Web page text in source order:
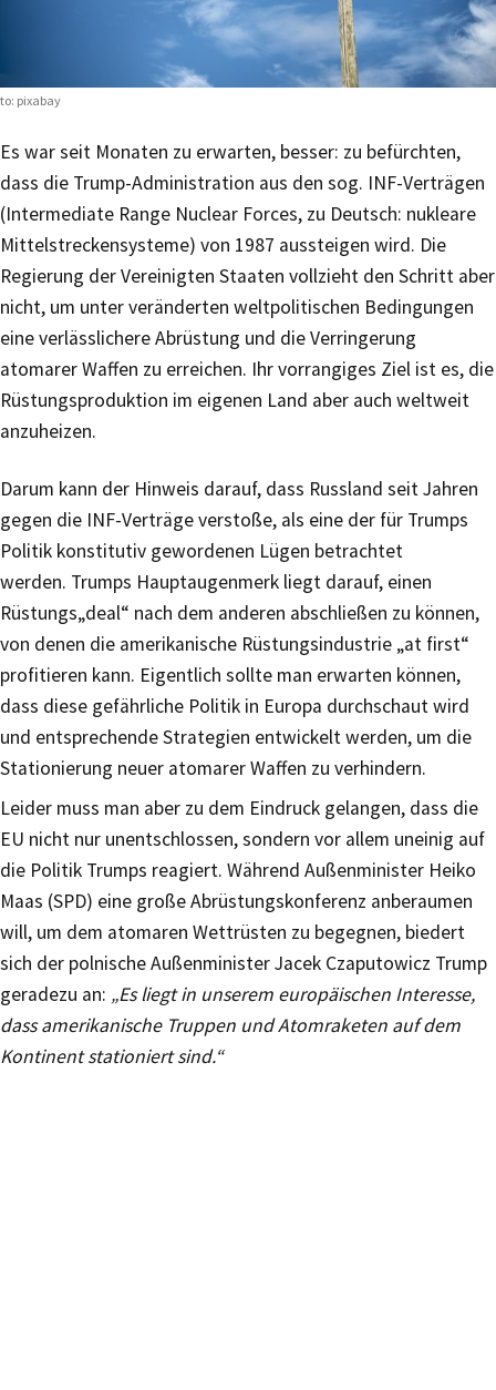
pixabay
Es war seit Monaten zu erwarten, besser: zu befürchten,
dass die Trump-Administration aus den sog. INF-Verträgen
(Intermediate Range Nuclear Forces, zu Deutsch: nukleare
Mittelstreckensysteme) von 1987 aussteigen wird. Die
Regierung der Vereinigten Staaten vollzieht den Schritt aber
nicht, um unter veränderten weltpolitischen Bedingungen
eine verlässlichere Abrüstung und die Verringerung
atomarer Waffen zu erreichen. Ihr vorrangiges Ziel ist es, die
Rüstungsproduktion im eigenen Land aber auch weltweit
anzuheizen.
Darum kann der Hinweis darauf, dass Russland seit Jahren
gegen die INF-Verträge verstoße, als eine der für Trumps
Politik konstitutiv gewordenen Lügen betrachtet
werden. Trumps Hauptaugenmerk liegt darauf, einen
Rüstungs„deal“ nach dem anderen abschließen zu können,
von denen die amerikanische Rüstungsindustrie „at first“
profitieren kann. Eigentlich sollte man erwarten können,
dass diese gefährliche Politik in Europa durchschaut wird
und entsprechende Strategien entwickelt werden, um die
Stationierung neuer atomarer Waffen zu verhindern.
Leider muss man aber zu dem Eindruck gelangen, dass die
EU nicht nur unentschlossen, sondern vor allem uneinig auf
die Politik Trumps reagiert. Während Außenminister Heiko
Maas (SPD) eine große Abrüstungskonferenz anberaumen
will, um dem atomaren Wettrüsten zu begegnen, biedert
sich der polnische Außenminister Jacek Czaputowicz Trump
geradezu an: „Es liegt in unserem europäischen Interesse,
dass amerikanische Truppen und Atomraketen auf dem
Kontinent stationiert sind.“